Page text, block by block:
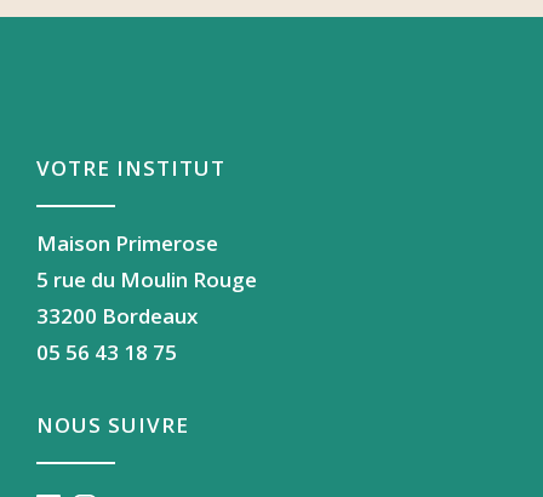
VOTRE INSTITUT
Maison Primerose
5 rue du Moulin Rouge
33200 Bordeaux
05 56 43 18 75
NOUS SUIVRE